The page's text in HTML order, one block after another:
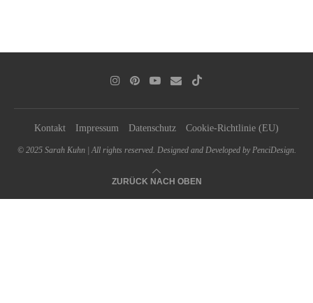
Kontakt Impressum Datenschutz Cookie-Richtlinie (EU)
© 2025 Sarah Kuhn | All rights reserved. Designed and Developed by PenciDesign.
ZURÜCK NACH OBEN